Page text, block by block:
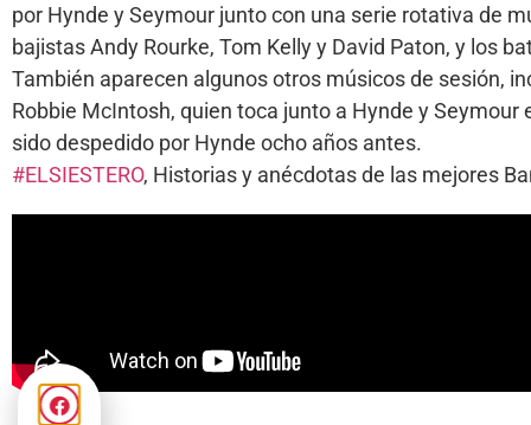
por Hynde y Seymour junto con una serie rotativa de
bajistas Andy Rourke, Tom Kelly y David Paton, y los
También aparecen algunos otros músicos de sesión,
Robbie McIntosh, quien toca junto a Hynde y Seymour
sido despedido por Hynde ocho años antes.
#ELSIESTERO, Historias y anécdotas de las mejores